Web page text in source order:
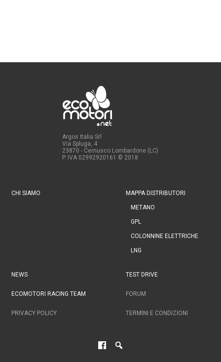
Argos Italia Srl
Via Spluga, 4
23870 - Cernusco Lombardone (LC)
P. IVA 02992920161 © 2018
CHI SIAMO MAPPA DISTRIBUTORI
METANO
GPL
COLONNINE ELETTRICHE
LNG
NEWS TEST DRIVE
ECOMOTORI RACING TEAM FORUM
PRIVACY POLICY TERMINI E CONDIZIONI